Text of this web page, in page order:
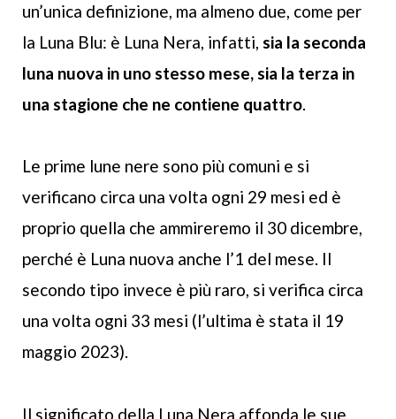
un’unica definizione, ma almeno due, come per
la Luna Blu: è Luna Nera, infatti, sia la seconda
luna nuova in uno stesso mese, sia la terza in
una stagione che ne contiene quattro.
Le prime lune nere sono più comuni e si
verificano circa una volta ogni 29 mesi ed è
proprio quella che ammireremo il 30 dicembre,
perché è Luna nuova anche l’1 del mese. Il
secondo tipo invece è più raro, si verifica circa
una volta ogni 33 mesi (l’ultima è stata il 19
maggio 2023).
Il significato della Luna Nera affonda le sue